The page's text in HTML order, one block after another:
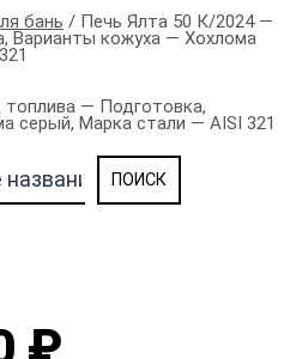
бань / Печь Ялта 50 К/2024 —
Варианты кожуха — Хохлома
— Подготовка,
серый, Марка стали — AISI 321